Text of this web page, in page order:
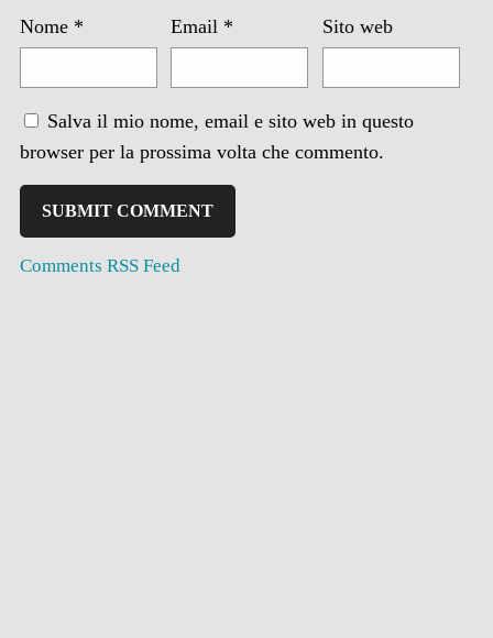
Nome * Email * Sito web
Salva il mio nome, email e sito web in questo
browser per la prossima volta che commento.
Comments RSS Feed